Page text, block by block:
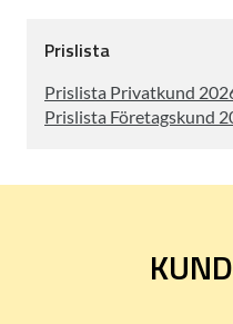
Prislista
Prislista Privatkund
Prislista Företagskund